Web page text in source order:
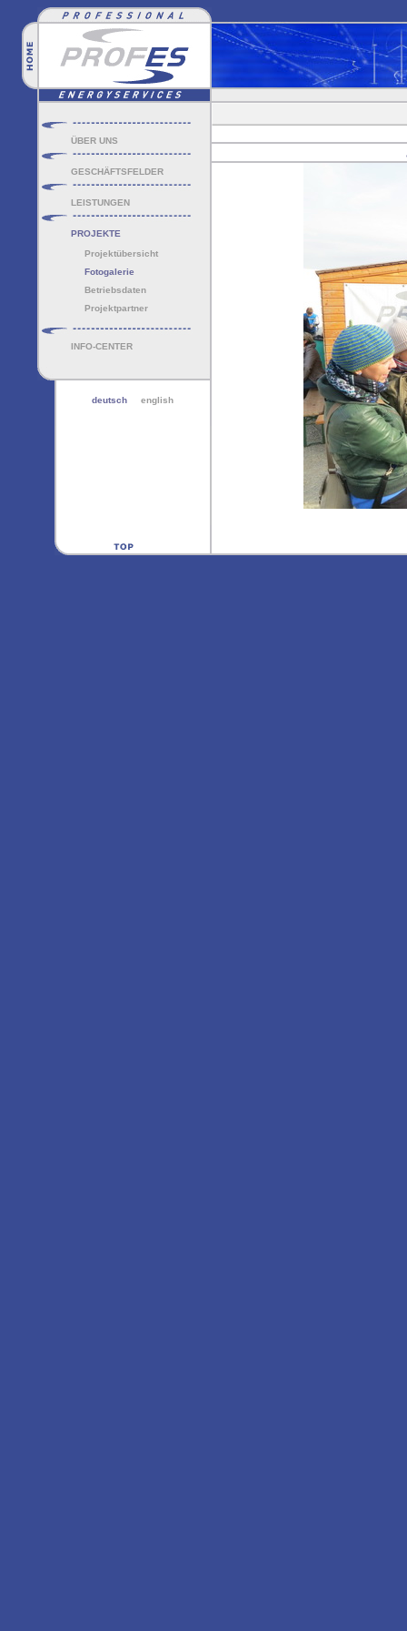
ÜBER UNS
GESCHÄFTSFELDER
LEISTUNGEN
PROJEKTE
Projektübersicht
Fotogalerie
Betriebsdaten
Projektpartner
INFO-CENTER
deutsch english